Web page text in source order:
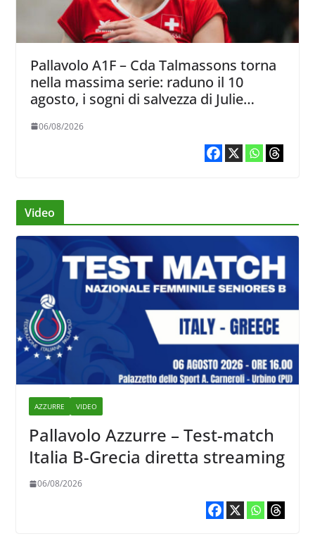
Pallavolo A1F – Cda Talmassons torna
nella massima serie: raduno il 10
agosto, i sogni di salvezza di Julie
06/08/2026
Video
AZZURRE VIDEO
Pallavolo Azzurre – Test-match
Italia B-Grecia diretta streaming
06/08/2026